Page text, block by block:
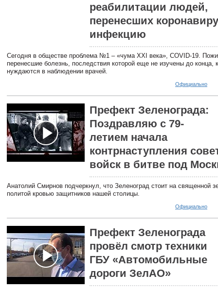
реабилитации людей,
перенесших
инфекцию
Сегодня в обществе проблема №1 – «чума XXI века», COVID-19.
перенесшие болезнь, последствия которой еще не изучены до конца,
нуждаются в наблюдении врачей.
Официально
Префект Зеленограда:
Поздравляю с 79-
летием начала
контрнаступления
войск в битве под
Анатолий Смирнов подчеркнул, что Зеленоград стоит на священной
политой кровью защитников нашей столицы.
Официально
Префект Зеленограда
провёл смотр техники
ГБУ «Автомобильные
дороги ЗелАО»